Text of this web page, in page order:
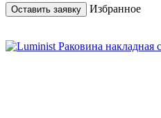
Оставить заявку Избранное